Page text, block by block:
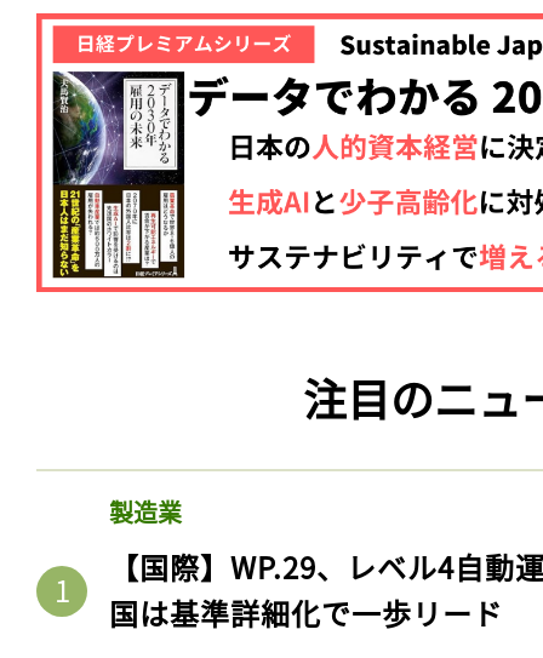
注目のニュ
製造業
【国際】WP.29、レベル4自動
国は基準詳細化で一歩リード